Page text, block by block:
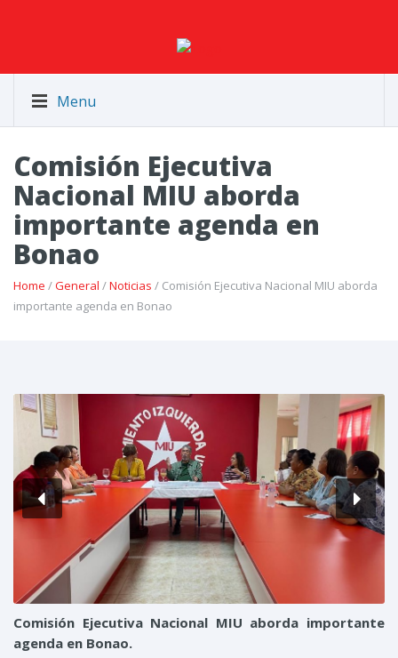
Menu
Comisión Ejecutiva
Nacional MIU aborda
importante agenda en
Bonao
Home /General /Noticias / Comisión Ejecutiva Nacional MIU aborda
importante agenda en Bonao
Comisión Ejecutiva Nacional MIU aborda importante
agenda en Bonao.